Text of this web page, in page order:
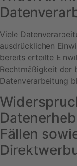
Viele
ausdrücklichen
bereits erteilte
Rechtmäßigkeit der
Datenverarbeitung
Fällen